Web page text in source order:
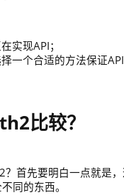
实现API；
一个合适的方法保证API
比较？
？首先要明白一点就是
同的东西。